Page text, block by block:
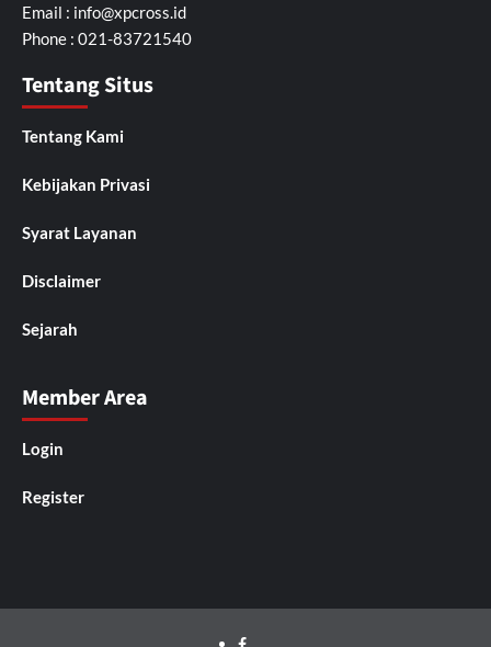
Email : info@xpcross.id
Phone : 021-83721540
Tentang Situs
Tentang Kami
Kebijakan Privasi
Syarat Layanan
Disclaimer
Sejarah
Member Area
Login
Register
Facebook